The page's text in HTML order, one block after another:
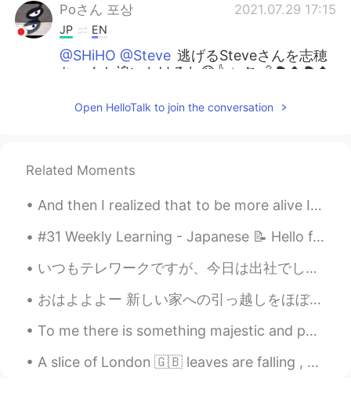
Poさん 포상 2021.07.29 17:15
JP EN
@SHiHO @Steve 逃げるSteveさんを志穂
ちゃんと追いかけるね😄👍✨ 🏃💨🌳🌲🌳🌲
@Poさん 포상 @Steve
❤️❤️ 🌲🌿🕺💃🕺🌿🌲
Steve 2021.07.29 05:44
@SHiHO @Poさん 포상
クマいないよ😆 イ
ギリスで、あなたが見ることができる唯一
のものは、鳥や昆虫だ 歌はおなじみのよう
ですが、私は初めてそれを聞いたと確信し
ている🤔🤔🤔 それは私たち3人についての
歌だね😂😂😂 🌲🌿💃🕺💃🌿🌲
Open HelloTalk to join the conversation
Related Moments
And then I realized that to be more alive I had to be less afraid so I did it… I lost my fear and...
#31 Weekly Learning - Japanese 📝 Hello friends 😄, Welcome to my weekly learning of 🇰🇷🇯🇵🇷🇺 ❓ Qu...
いつもテレワークですが、今日は出社でした。 帰ったとき、自転車を置こうとしたら、黒い子猫がいました。😻 今日は違う子猫ですね。 どうして、猫がその場所が好きなんでしょうか？🤔 着いたとき、...
おはよよよー 新しい家への引っ越しをほぼ終えました。また、古い仕事だけでなく、新しい仕事にも取り組んでいます。私の大学院の授業も先週始まりました。 突然、日本語勉強に遅れをとっています。圧倒され...
To me there is something majestic and peaceful about the sea. Even though it rages with fury from...
A slice of London 🇬🇧 leaves are falling , Autumn is calling 🍂🍁 🧡🧡🧡💙💙 💛💛 💙💙🧡🧡🧡